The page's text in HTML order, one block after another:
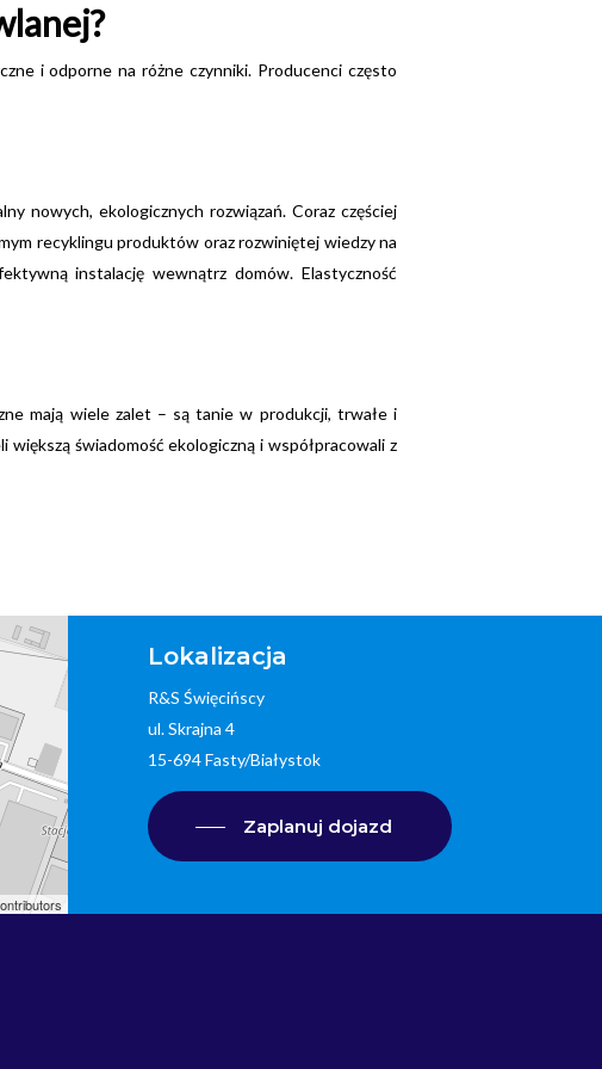
i odporne na różne czynniki. Producenci często
nowych, ekologicznych rozwiązań. Coraz częściej
recyklingu produktów oraz rozwiniętej wiedzy na
instalację wewnątrz domów. Elastyczność
mają wiele zalet – są tanie w produkcji, trwałe i
świadomość ekologiczną i współpracowali z
Lokalizacja
R&S Święcińscy
ul. Skrajna 4
15-694 Fasty/Białystok
Zaplanuj dojazd